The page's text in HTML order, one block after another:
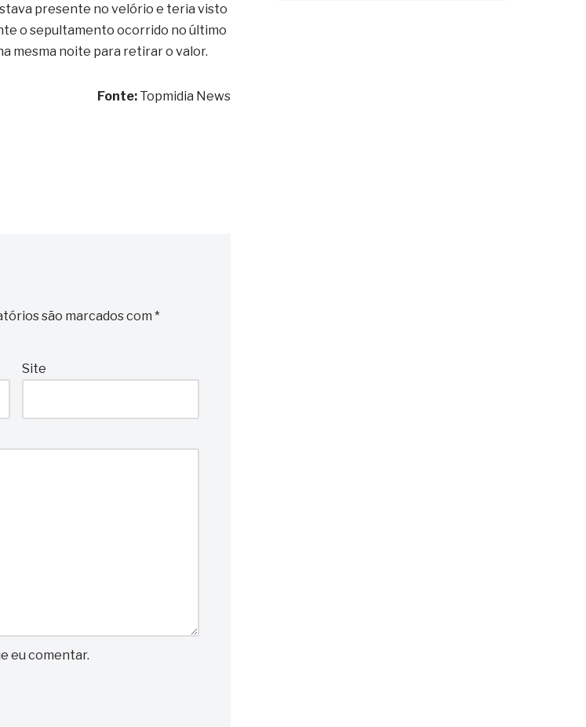
presente no velório e teria visto
o sepultamento ocorrido no último
mesma noite para retirar o valor.
Fonte: Topmidia News
são marcados com *
Site
eu comentar.